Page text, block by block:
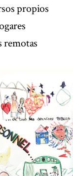
propios
remotas